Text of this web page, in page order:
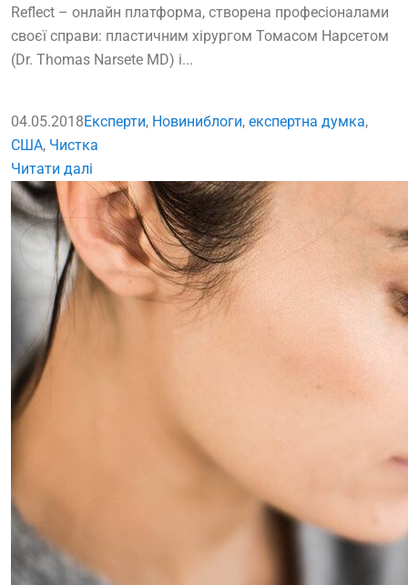
Reflect – онлайн платформа, створена професіоналами
своєї справи: пластичним хірургом Томасом Нарсетом
(Dr. Thomas Narsete MD) і...
04.05.2018Експерти, Новиниблоги, експертна думка,
США, Чистка
Читати далі